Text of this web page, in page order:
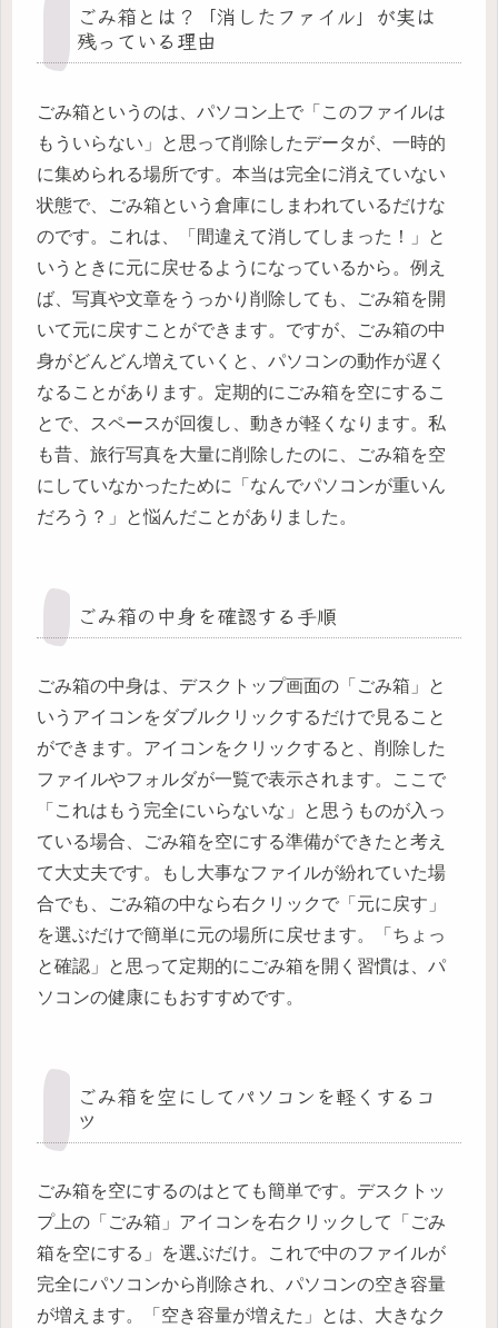
ごみ箱とは？「消したファイル」が実は
残っている理由
ごみ箱というのは、パソコン上で「このファイルは
もういらない」と思って削除したデータが、一時的
に集められる場所です。本当は完全に消えていない
状態で、ごみ箱という倉庫にしまわれているだけな
のです。これは、「間違えて消してしまった！」と
いうときに元に戻せるようになっているから。例え
ば、写真や文章をうっかり削除しても、ごみ箱を開
いて元に戻すことができます。ですが、ごみ箱の中
身がどんどん増えていくと、パソコンの動作が遅く
なることがあります。定期的にごみ箱を空にするこ
とで、スペースが回復し、動きが軽くなります。私
も昔、旅行写真を大量に削除したのに、ごみ箱を空
にしていなかったために「なんでパソコンが重いん
だろう？」と悩んだことがありました。
ごみ箱の中身を確認する手順
ごみ箱の中身は、デスクトップ画面の「ごみ箱」と
いうアイコンをダブルクリックするだけで見ること
ができます。アイコンをクリックすると、削除した
ファイルやフォルダが一覧で表示されます。ここで
「これはもう完全にいらないな」と思うものが入っ
ている場合、ごみ箱を空にする準備ができたと考え
て大丈夫です。もし大事なファイルが紛れていた場
合でも、ごみ箱の中なら右クリックで「元に戻す」
を選ぶだけで簡単に元の場所に戻せます。「ちょっ
と確認」と思って定期的にごみ箱を開く習慣は、パ
ソコンの健康にもおすすめです。
ごみ箱を空にしてパソコンを軽くするコ
ツ
ごみ箱を空にするのはとても簡単です。デスクトッ
プ上の「ごみ箱」アイコンを右クリックして「ごみ
箱を空にする」を選ぶだけ。これで中のファイルが
完全にパソコンから削除され、パソコンの空き容量
が増えます。「空き容量が増えた」とは、大きなク